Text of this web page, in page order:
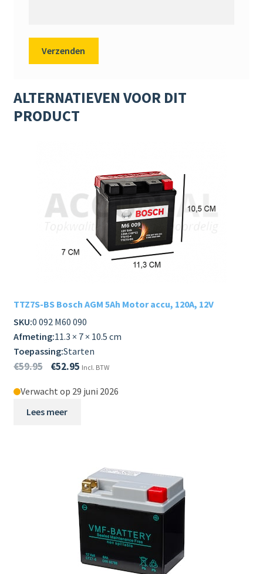
ALTERNATIEVEN VOOR DIT
PRODUCT
TTZ7S-BS Bosch AGM 5Ah Motor accu, 120A, 12V
SKU:0 092 M60 090
Afmeting:11.3 × 7 × 10.5 cm
Toepassing:Starten
€59.95 €52.95 Incl. BTW
Verwacht op 29 juni 2026
Lees meer